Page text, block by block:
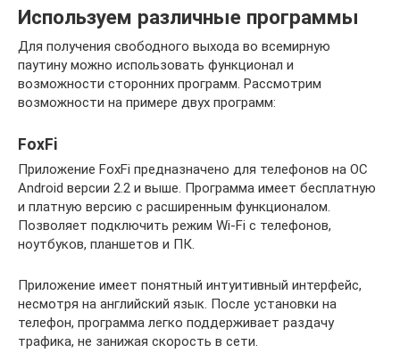
Используем различные программы
Для получения свободного выхода во всемирную
паутину можно использовать функционал и
возможности сторонних программ. Рассмотрим
возможности на примере двух программ:
FoxFi
Приложение FoxFi предназначено для телефонов на ОС
Android версии 2.2 и выше. Программа имеет бесплатную
и платную версию с расширенным функционалом.
Позволяет подключить режим Wi-Fi с телефонов,
ноутбуков, планшетов и ПК.
Приложение имеет понятный интуитивный интерфейс,
несмотря на английский язык. После установки на
телефон, программа легко поддерживает раздачу
трафика, не занижая скорость в сети.